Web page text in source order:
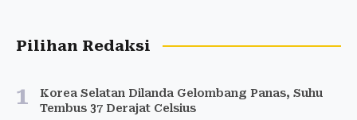
Pilihan Redaksi
1
Korea Selatan Dilanda Gelombang Panas, Suhu
Tembus 37 Derajat Celsius